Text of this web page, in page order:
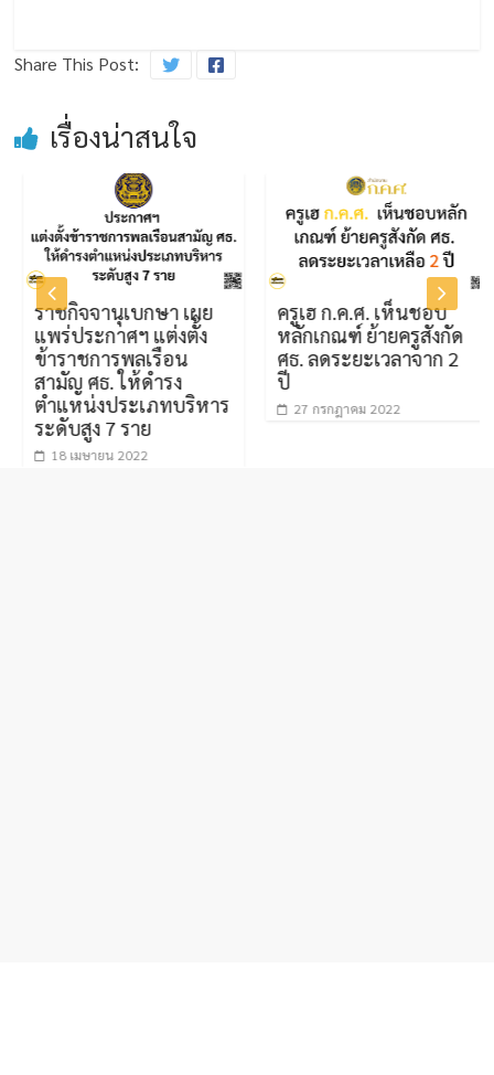
Share This Post:
เรื่องน่าสนใจ
ราชกิจจานุเบกษา เผย
แพร่ประกาศฯ แต่งตั้ง
ข้าราชการพลเรือน
สามัญ ศธ. ให้ดำรง
ตำแหน่งประเภทบริหาร
ระดับสูง 7 ราย
18 เมษายน 2022
ครูเฮ ก.ค.ศ. เห็นชอบ
หลักเกณฑ์ ย้ายครูสังกัด
ศธ. ลดระยะเวลาจาก 2
ปี
27 กรกฎาคม 2022